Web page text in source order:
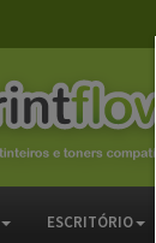
ESCRITÓRIO